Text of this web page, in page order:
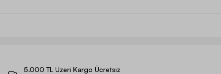
5.000 TL Üzeri Kargo Ücretsiz